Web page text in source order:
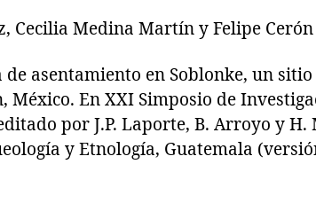
Cecilia Medina Martín y Felipe
asentamiento en Soblonke, un sitio
México. En XXI Simposio de
por J.P. Laporte, B. Arroyo y H.
y Etnología, Guatemala